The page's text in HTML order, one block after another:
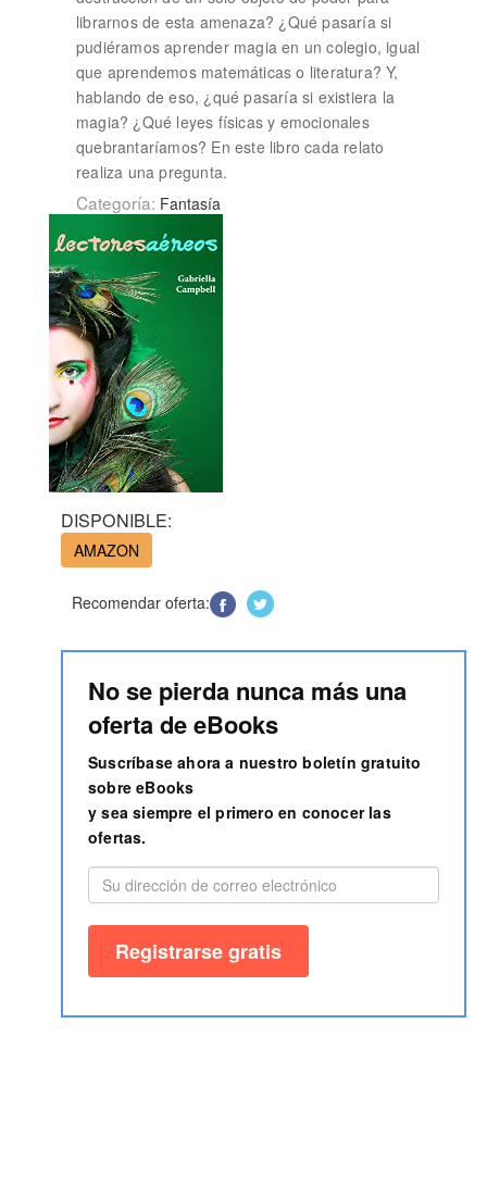
librarnos de esta amenaza? ¿Qué pasaría si
pudiéramos aprender magia en un colegio, igual
que aprendemos matemáticas o literatura? Y,
hablando de eso, ¿qué pasaría si existiera la
magia? ¿Qué leyes físicas y emocionales
quebrantaríamos? En este libro cada relato
realiza una pregunta.
Categoría: Fantasía
DISPONIBLE:
AMAZON
Recomendar oferta:
No se pierda nunca más una
oferta de eBooks
Suscríbase ahora a nuestro boletín gratuito
sobre eBooks
y sea siempre el primero en conocer las
ofertas.